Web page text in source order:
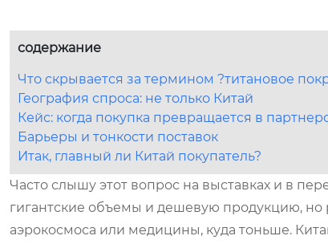
содержание
Что скрывается за термином ?титановое
География спроса: не только Китай
Кейс: когда покупка превращается в
Барьеры и тонкости поставок
Итак, главный ли Китай покупатель?
Часто слышу этот вопрос на выставках и в
гигантские объемы и дешевую продукцию, но
аэрокосмоса или медицины, куда тоньше.